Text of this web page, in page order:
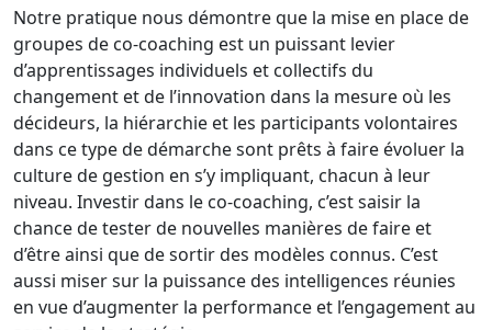
Notre pratique nous démontre que la mise en place de
groupes de co-coaching est un puissant levier
d’apprentissages individuels et collectifs du
changement et de l’innovation dans la mesure où les
décideurs, la hiérarchie et les participants volontaires
dans ce type de démarche sont prêts à faire évoluer la
culture de gestion en s’y impliquant, chacun à leur
niveau. Investir dans le co-coaching, c’est saisir la
chance de tester de nouvelles manières de faire et
d’être ainsi que de sortir des modèles connus. C’est
aussi miser sur la puissance des intelligences réunies
en vue d’augmenter la performance et l’engagement au